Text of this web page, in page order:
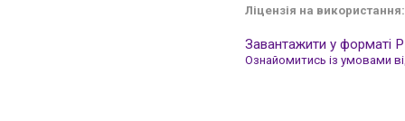
Ліцензія на використання:
Завантажити у форматі
Ознайомитись із умовами